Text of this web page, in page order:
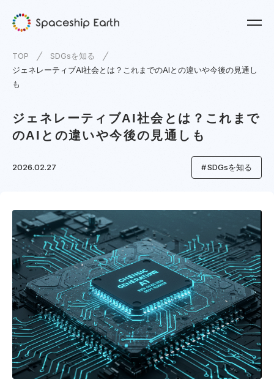
TOP
SDGsを知る
ジェネレーティブAI社会とは？これまでのAIとの違いや今後の見通し
も
ジェネレーティブAI社会とは？これまで
のAIとの違いや今後の見通しも
2026.02.27 SDGsを知る